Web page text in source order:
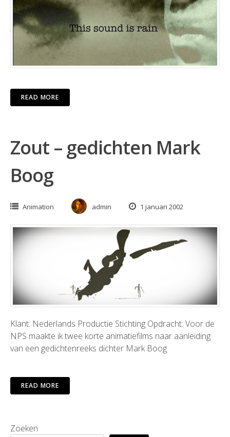
READ MORE
Zout – gedichten Mark
Boog
Animation admin 1 januari 2002
Klant: Nederlands Productie Stichting Opdracht: Voor de
NPS maakte ik twee korte animatiefilms naar aanleiding
van een gedichtenreeks dichter Mark Boog
READ MORE
Zoeken